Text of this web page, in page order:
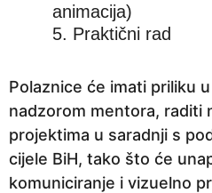
animacija)
5. Praktični rad
Polaznice će imati priliku
nadzorom mentora, raditi
projektima u saradnji s
cijele BiH, tako što će
komuniciranje i vizuelno